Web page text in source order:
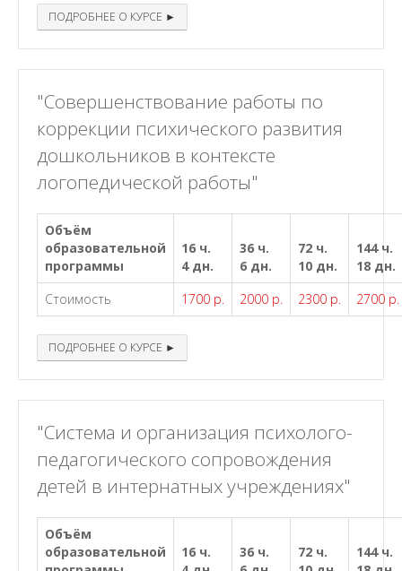
ПОДРОБНЕЕ О КУРСЕ ►
"Совершенствование работы по
коррекции психического развития
дошкольников в контексте
логопедической работы"
Объём
образовательной
программы
16 ч.
4 дн.
36 ч.
6 дн.
72 ч.
10 дн.
144 ч.
18 дн.
Стоимость
1700 р. 2000 р. 2300 р. 2700 р.
ПОДРОБНЕЕ О КУРСЕ ►
"Система и организация психолого-
педагогического сопровождения
детей в интернатных учреждениях"
Объём
образовательной
16 ч.
36 ч.
72 ч.
144 ч.